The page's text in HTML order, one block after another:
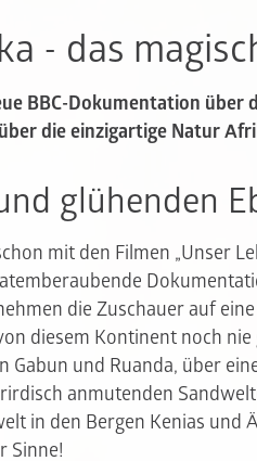
- das
BBC-Dokumentation über
die einzigartige Natur
glühenden
mit den Filmen „Unser
die Zuschauer auf
diesem Kontinent noch nie
Gabun und Ruanda, über
anmutenden
in den Bergen Kenias und
Sinne!